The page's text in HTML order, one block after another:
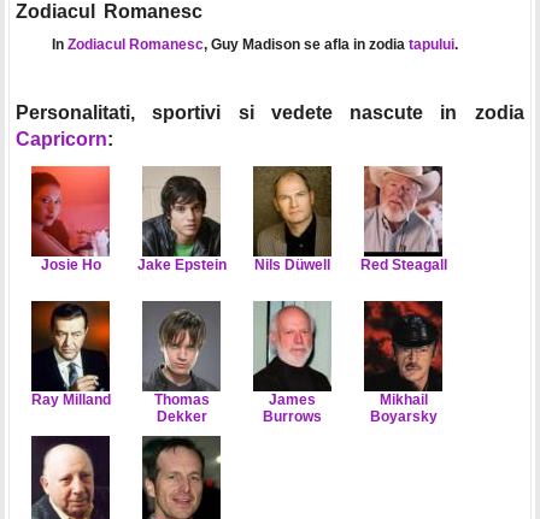
Zodiacul Romanesc
In Zodiacul Romanesc, Guy Madison se afla in zodia tapului.
Personalitati, sportivi si vedete nascute in zodia
Capricorn:
Josie Ho Jake Epstein Nils Düwell Red Steagall
Ray Milland
Thomas
Dekker
James
Burrows
Mikhail
Boyarsky